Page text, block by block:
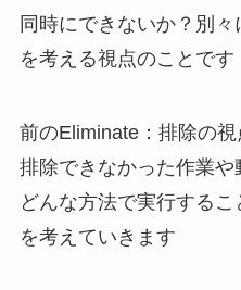
同時にできないか？別々
を考える視点のことです
前のEliminate：排除の視
排除できなかった作業や
どんな方法で実行する
を考えていきます